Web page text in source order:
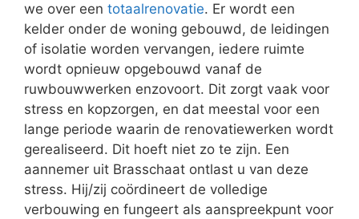
we over een totaalrenovatie. Er wordt een
kelder onder de woning gebouwd, de leidingen
of isolatie worden vervangen, iedere ruimte
wordt opnieuw opgebouwd vanaf de
ruwbouwwerken enzovoort. Dit zorgt vaak voor
stress en kopzorgen, en dat meestal voor een
lange periode waarin de renovatiewerken wordt
gerealiseerd. Dit hoeft niet zo te zijn. Een
aannemer uit Brasschaat ontlast u van deze
stress. Hij/zij coördineert de volledige
verbouwing en fungeert als aanspreekpunt voor